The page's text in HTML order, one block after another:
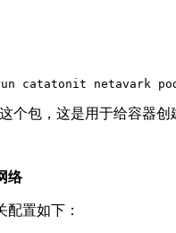
catatonit netavark
个包，这是用于给容器创
络
配置如下：